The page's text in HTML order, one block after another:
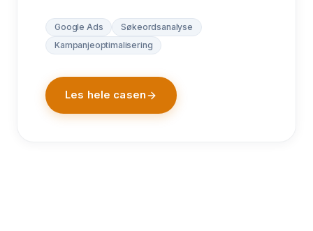
Google Ads
Søkeordsanalyse
Kampanjeoptimalisering
Les hele casen